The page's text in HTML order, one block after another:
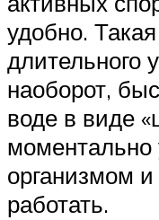
удобно.
длительного
наоборот,
воде в виде
моментально
организмом и
работать.